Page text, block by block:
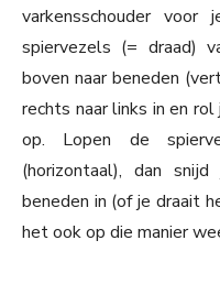
varkensschouder
spiervezels (= draad)
boven naar beneden
rechts naar links in en
op. Lopen de
(horizontaal), dan
beneden in (of je draait
het ook op die manier